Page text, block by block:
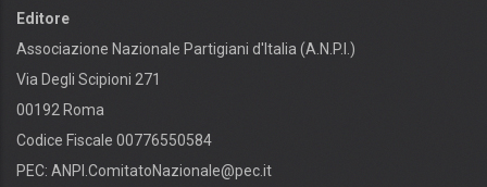
Editore
Associazione Nazionale Partigiani d'Italia (A.N.P.I.)
Via Degli Scipioni 271
00192 Roma
Codice Fiscale 00776550584
PEC: ANPI.ComitatoNazionale@pec.it